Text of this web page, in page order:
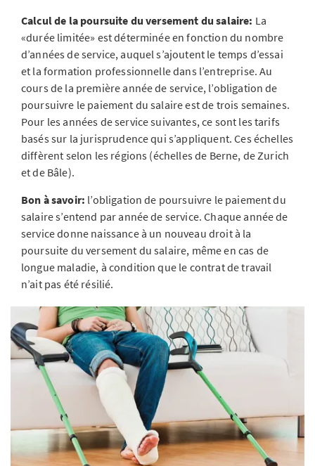
Calcul de la poursuite du versement du salaire: La
«durée limitée» est déterminée en fonction du nombre
d’années de service, auquel s’ajoutent le temps d’essai
et la formation professionnelle dans l’entreprise. Au
cours de la première année de service, l’obligation de
poursuivre le paiement du salaire est de trois semaines.
Pour les années de service suivantes, ce sont les tarifs
basés sur la jurisprudence qui s’appliquent. Ces échelles
diffèrent selon les régions (échelles de Berne, de Zurich
et de Bâle).
Bon à savoir: l’obligation de poursuivre le paiement du
salaire s’entend par année de service. Chaque année de
service donne naissance à un nouveau droit à la
poursuite du versement du salaire, même en cas de
longue maladie, à condition que le contrat de travail
n’ait pas été résilié.